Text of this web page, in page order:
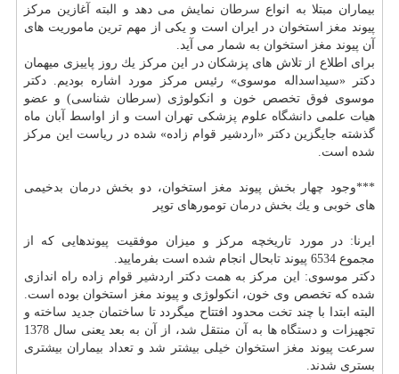
بیماران مبتلا به انواع سرطان نمایش می دهد و البته آغازین مركز
پیوند مغز
استخوان در ایران است و یكی از مهم ترین ماموریت های
آن پیوند مغز
استخوان به شمار می آید.
برای اطلاع از تلاش های پزشكان در این مركز یك روز پاییزی میهمان
دكتر «سیداسداله موسوی» رئیس مركز مورد اشاره بودیم. دكتر
موسوی فوق تخصص خون و انكولوژی (سرطان شناسی) و عضو
هیات علمی دانشگاه علوم پزشكی تهران است و از اواسط آبان ماه
گذشته جایگزین دكتر «اردشیر قوام زاده» شده در ریاست این مركز
شده است.
***وجود چهار بخش پیوند مغز استخوان، دو بخشدرمان بدخیمی
های خوبی و یك بخش درمان تومورهای توپر
ایرنا: در مورد تاریخچه مركز و میزان موفقیت پیوندهایی كه از
مجموع 6534 پیوند تابحال انجام شده است بفرمایید.
دكتر موسوی: این مركز به همت دكتر اردشیر قوام زاده راه اندازی
شده كه تخصص وی خون، انكولوژی و پیوند مغز
استخوان بوده است.
البته ابتدا با چند تخت محدود افتتاح میگردد تا ساختمان جدید ساخته و
تجهیزات و دستگاه
ها به آن منتقل شد، از آن به بعد یعنی سال 1378
سرعت پیوند مغز
استخوان خیلی بیشتر شد و تعداد بیماران بیشتری
بستری شدند.